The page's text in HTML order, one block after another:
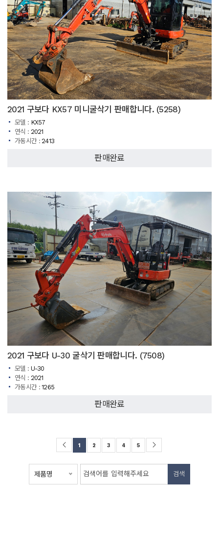
2021 구보다 KX57 미니굴삭기 판매합니다. (5258)
모델 : KX57
연식 : 2021
가동시간 :2413
판매완료
2021 구보다 U-30 굴삭기 판매합니다. (7508)
모델 : U-30
연식 : 2021
가동시간 :1265
판매완료
1 2 3 4 5
제품명 검색